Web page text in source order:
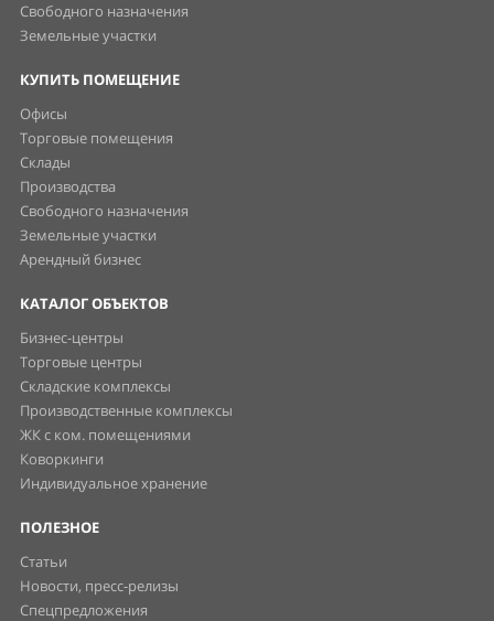
Свободного назначения
Земельные участки
КУПИТЬ ПОМЕЩЕНИЕ
Офисы
Торговые помещения
Склады
Производства
Свободного назначения
Земельные участки
Арендный бизнес
КАТАЛОГ ОБЪЕКТОВ
Бизнес-центры
Торговые центры
Складские комплексы
Производственные комплексы
ЖК с ком. помещениями
Коворкинги
Индивидуальное хранение
ПОЛЕЗНОЕ
Статьи
Новости, пресс-релизы
Спецпредложения